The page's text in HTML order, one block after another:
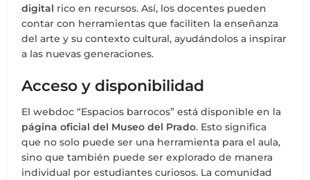
digital rico en recursos. Así, los docentes pueden
contar con herramientas que faciliten la enseñanza
del arte y su contexto cultural, ayudándolos a inspirar
a las nuevas generaciones.
Acceso y disponibilidad
El webdoc “Espacios barrocos” está disponible en la
página oficial del Museo del Prado. Esto significa
que no solo puede ser una herramienta para el aula,
sino que también puede ser explorado de manera
individual por estudiantes curiosos. La comunidad